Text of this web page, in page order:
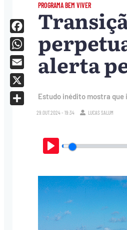
PROGRAMA BEM VIVER
alerta
Estudo inédito mostra que
29.OUT.2024 - 19:34 LUCAS SALUM
Play
Facebook
WhatsApp
Email
X